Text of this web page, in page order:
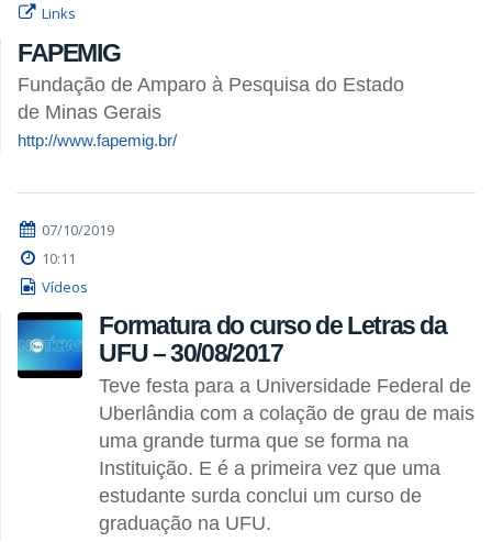
Links
FAPEMIG
Fundação de Amparo à Pesquisa do Estado
de Minas Gerais
http://www.fapemig.br/
07/10/2019
10:11
Vídeos
Formatura do curso de Letras da
UFU – 30/08/2017
Teve festa para a Universidade Federal de
Uberlândia com a colação de grau de mais
uma grande turma que se forma na
Instituição. E é a primeira vez que uma
estudante surda conclui um curso de
graduação na UFU.